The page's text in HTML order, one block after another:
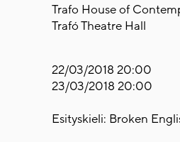
Trafo House of
Trafó Theatre Hall
22/03/2018 20:00
23/03/2018 20:00
Esityskieli: Broken